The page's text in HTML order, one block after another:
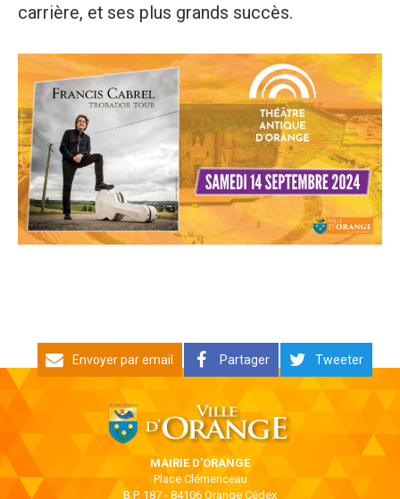
carrière, et ses plus grands succès.
Envoyer par email Partager Tweeter
MAIRIE D'ORANGE
Place Clémenceau
B.P. 187 - 84106 Orange Cédex